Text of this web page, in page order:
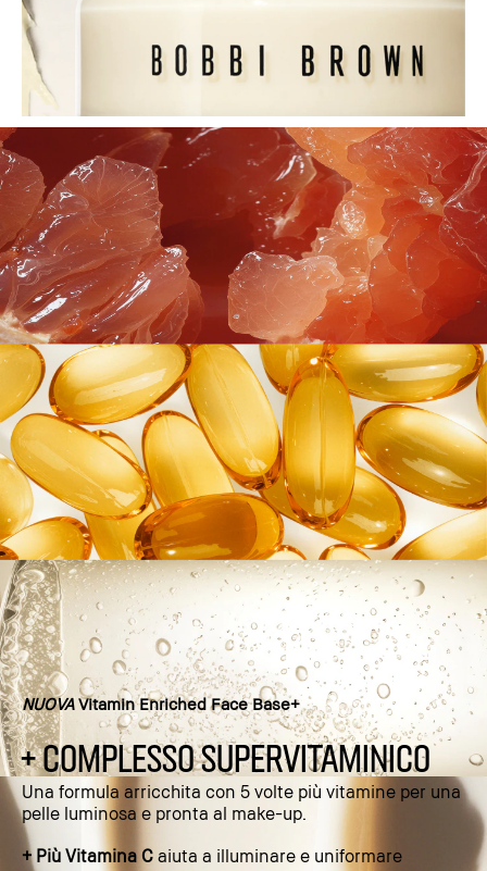
NUOVAVitamin Enriched Face Base+
+ COMPLESSO SUPERVITAMINICO
Una formula arricchita con 5 volte più vitamine per una
pelle luminosa e pronta al make-up.
+ Più Vitamina C aiuta a illuminare e uniformare